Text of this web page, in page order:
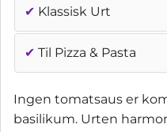
✔ Klassisk Urt
✔ Til Pizza & Pasta
Ingen tomatsaus er
basilikum. Urten